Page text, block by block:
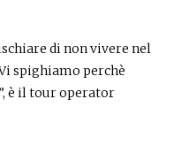
di non vivere nel
spighiamo perchè
è il tour operator